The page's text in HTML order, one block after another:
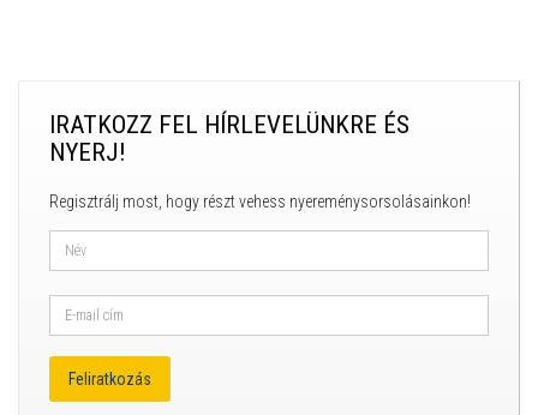
IRATKOZZ FEL HÍRLEVELÜNKRE ÉS
NYERJ!
Regisztrálj most, hogy részt vehess nyereménysorsolásainkon!